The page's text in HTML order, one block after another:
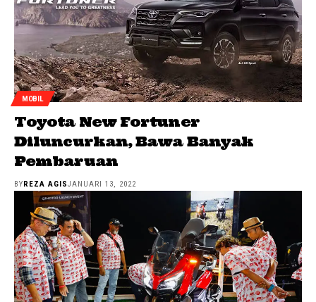
MOBIL
Toyota New Fortuner
Diluncurkan, Bawa Banyak
Pembaruan
BY REZA AGISJANUARI 13, 2022